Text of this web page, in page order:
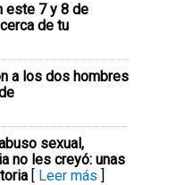
este 7 y 8 de
de tu
a los dos hombres
sexual,
no les creyó: unas
[ Leer más ]